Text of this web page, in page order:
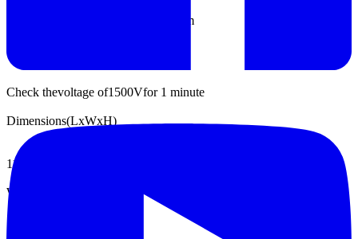
pm
Check thevoltage of1500Vfor 1 minute
Dimensions(LxWxH)
1120x760x1200
Weight
1350